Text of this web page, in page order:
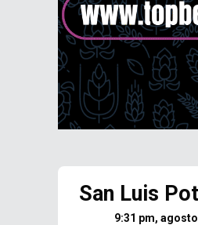
San Luis
9:31 pm,